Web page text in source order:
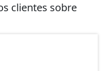
clientes sobre